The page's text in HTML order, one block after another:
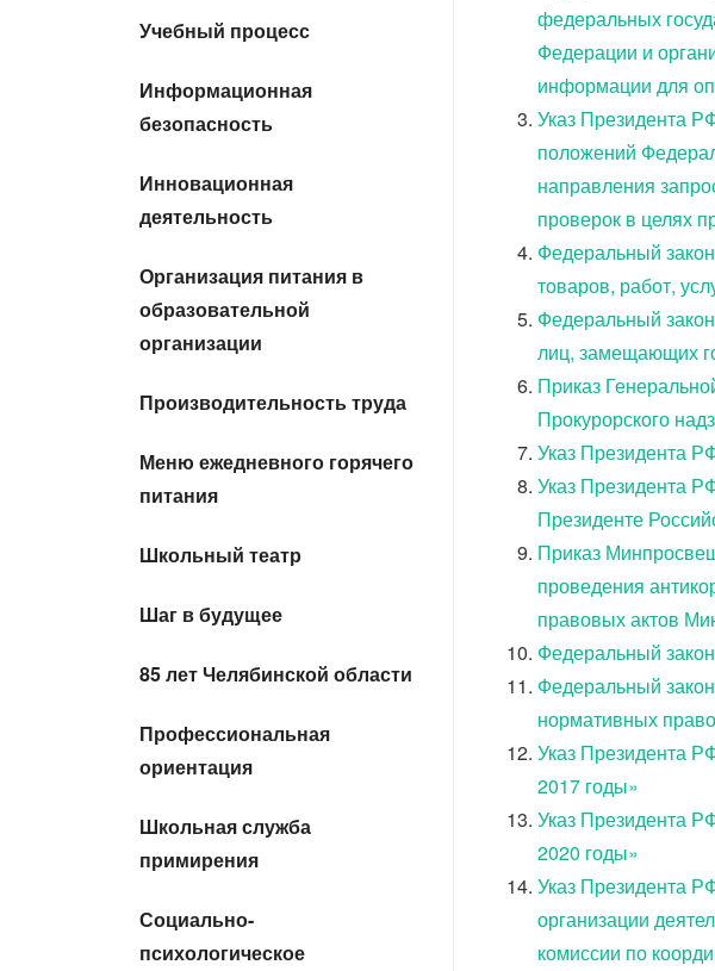
Учебный процесс
Информационная
безопасность
Инновационная
деятельность
Организация питания в
образовательной
организации
Производительность труда
Меню ежедневного горячего
питания
Школьный театр
Шаг в будущее
85 лет Челябинской области
Профессиональная
ориентация
Школьная служба
примирения
Социально-
психологическое
федеральных
Федерации и
информации для
Указ Президента
положений
направления
проверок в целях
Федеральный
товаров, работ,
Федеральный
лиц, замещающих
Приказ
Прокурорского
Указ Президента
Указ Президента
Президенте
Приказ
проведения
правовых актов
Федеральный
Федеральный
нормативных
Указ Президента
2017 годы»
Указ Президента
2020 годы»
Указ Президента
организации
комиссии по